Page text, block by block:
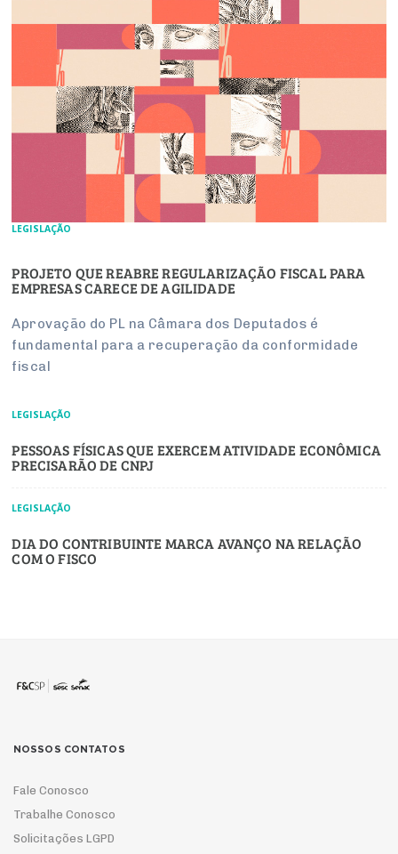
LEGISLAÇÃO
PROJETO QUE REABRE REGULARIZAÇÃO FISCAL PARA
EMPRESAS CARECE DE AGILIDADE
Aprovação do PL na Câmara dos Deputados é
fundamental para a recuperação da conformidade
fiscal
LEGISLAÇÃO
PESSOAS FÍSICAS QUE EXERCEM ATIVIDADE ECONÔMICA
PRECISARÃO DE CNPJ
LEGISLAÇÃO
DIA DO CONTRIBUINTE MARCA AVANÇO NA RELAÇÃO
COM O FISCO
NOSSOS CONTATOS
Fale Conosco
Trabalhe Conosco
Solicitações LGPD